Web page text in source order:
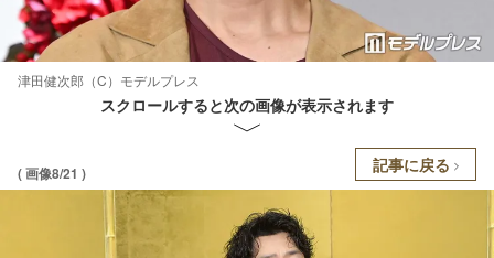
津田健次郎（C）モデルプレス
スクロールすると次の画像が表示されます
( 画像8/21 ) 記事に戻る